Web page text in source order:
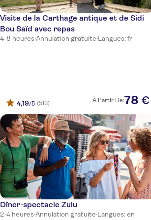
Hammamet Serail
Marina Palace
Nesrine
Golden Yasmine Méhari Hammamet
Mirage Beach Club
Palm Beach Club Hammamet
The Russelior Hotel & Spa
Visite de la Carthage antique et de Sidi
Bou Saïd avec repas
4-8 heures·Annulation gratuite·Langues: fr
4,19/5 (513) À Partir De:78 €
Dîner-spectacle Zulu
2-4 heures·Annulation gratuite·Langues: en